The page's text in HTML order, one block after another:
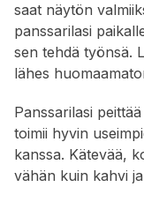
saat näytön
panssarilasi
sen tehdä työnsä.
lähes
Panssarilasi
toimii hyvin
kanssa. Kätevää,
vähän kuin kahvi